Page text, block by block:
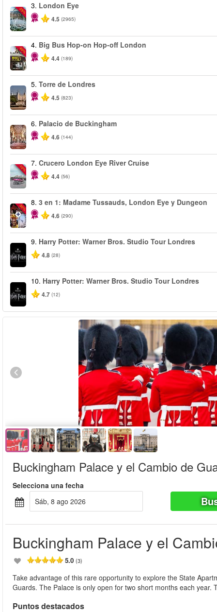
-25%
3. London Eye
4.5 (2965)
-40%
4. Big Bus Hop-on Hop-off London
4.4 (189)
5. Torre de Londres
4.5 (823)
6. Palacio de Buckingham
4.6 (144)
-10%
7. Crucero London Eye River Cruise
4.4 (56)
-30%
8. 3 en 1: Madame Tussauds, London Eye y Dungeon
4.6 (290)
9. Harry Potter: Warner Bros. Studio Tour Londres
4.8 (28)
10. Harry Potter: Warner Bros. Studio Tour Londres
4.7 (12)
Reserva por adelantado
Oferta especial!
Buckingham Palace y el Cambio de
Selecciona una fecha
sáb, 8 ago 2026
Buckingham Palace y el
5.0 (3)
Take advantage of this rare opportunity to explore the State
Guards. The Palace is only open for two short months each
Puntos destacados